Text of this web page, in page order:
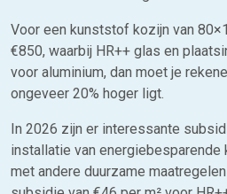
Voor een kunststof kozijn van
€850, waarbij HR++ glas en
voor aluminium, dan moet je
ongeveer 20% hoger ligt.
In 2026 zijn er interessante
installatie van energiebesparende
met andere duurzame